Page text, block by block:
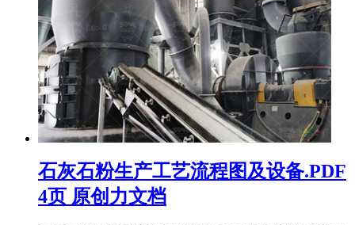
石灰石粉生产工艺流程图及设备.PDF
4页 原创力文档